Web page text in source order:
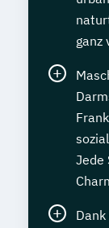
ganz
Jede